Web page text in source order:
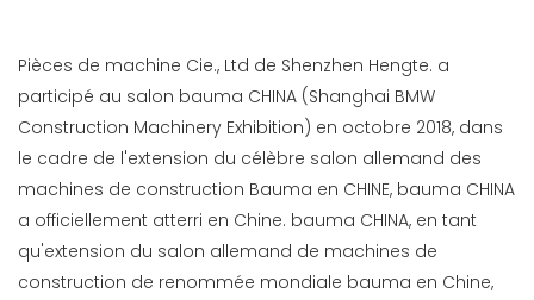
Pièces de machine Cie., Ltd de Shenzhen Hengte. a
participé au salon bauma CHINA (Shanghai BMW
Construction Machinery Exhibition) en octobre 2018, dans
le cadre de l'extension du célèbre salon allemand des
machines de construction Bauma en CHINE, bauma CHINA
a officiellement atterri en Chine. bauma CHINA, en tant
qu'extension du salon allemand de machines de
construction de renommée mondiale bauma en Chine,